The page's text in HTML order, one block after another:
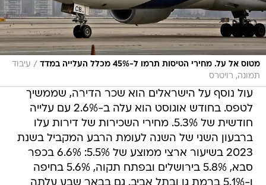
מטוס אל על. מחירי הטיסות תרמו ל-45% מכלל העלייה במדד / עיבוד
תמונה, רויטרס
עול נוסף על הישראלים הוא שכר הדירה, שממשיך
לטפס. בחודש אוגוסט הוא עלה ב-2.6% עם עלייה
חודשית של 5.3%. מחירי השכירות של דירות עלו
ברבעון השני של השנה לעומת הרבע המקביל בשנת
2023 בשיעור ארצי ממוצע של 5.5%: 6.6% בכפר
סבא, 5.8% בירושלים ובפתח תקוה, 5.6% בחיפה